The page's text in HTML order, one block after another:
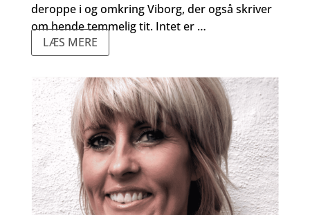
deroppe i og omkring Viborg, der også skriver
om hende temmelig tit. Intet er …
LÆS MERE